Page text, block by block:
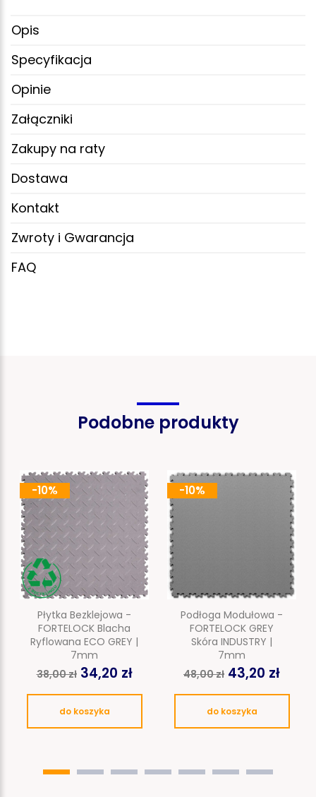
Opis
Specyfikacja
Opinie
Załączniki
Zakupy na raty
Dostawa
Kontakt
Zwroty i Gwarancja
FAQ
Podobne produkty
Płytka Bezklejowa -
FORTELOCK Blacha
Ryflowana ECO GREY |
7mm
38,00 zł 34,20 zł
do koszyka
-10%
Podłoga Modułowa -
FORTELOCK GREY
Skóra INDUSTRY |
7mm
48,00 zł 43,20 zł
do koszyka
-10%